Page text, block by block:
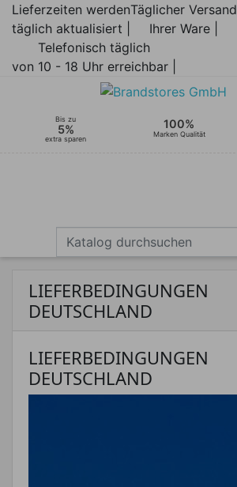
Lieferzeiten werden
täglich aktualisiert |
Täglicher Versand
Ihrer Ware |
Telefonisch täglich
von 10 - 18 Uhr erreichbar |
Bis zu
5%
extra sparen
100%
Marken Qualität
LIEFERBEDINGUNGEN
DEUTSCHLAND
LIEFERBEDINGUNGEN
DEUTSCHLAND